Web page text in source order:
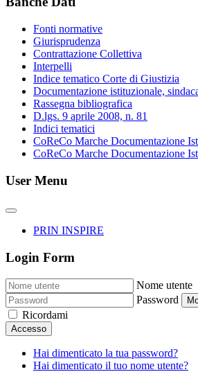
Fonti normative
Giurisprudenza
Contrattazione Collettiva
Interpelli
Indice tematico Corte di Giustizia
Documentazione istituzionale,
Rassegna bibliografica
D.lgs. 9 aprile 2008, n. 81
Indici tematici
CoReCo Marche Documentazione
CoReCo Marche Documentazione
User Menu
PRIN INSPIRE
Login Form
Nome utente
Password
Ricordami
Accesso
Hai dimenticato la tua password?
Hai dimenticato il tuo nome utente?